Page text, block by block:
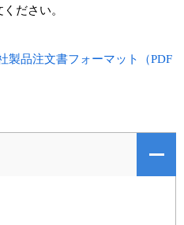
ださい。
製品注文書フォーマット（PDF